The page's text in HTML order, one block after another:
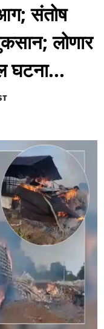
संतोष
लोणार
घटना...